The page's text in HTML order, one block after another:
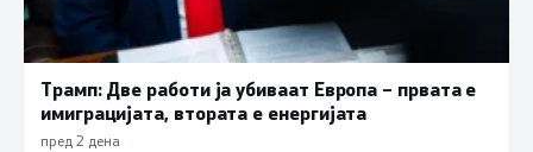
Трамп: Две работи ја убиваат Европа – првата е
имиграцијата, втората е енергијата
пред 2 дена